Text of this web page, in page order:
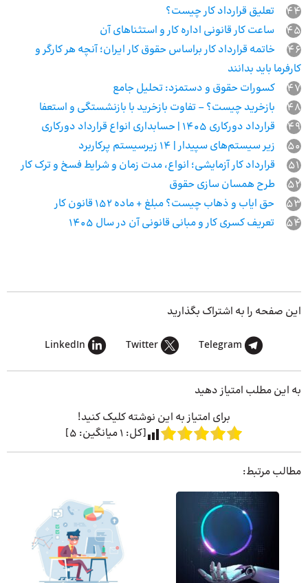
44
تعلیق قرارداد کار چیست؟
45
ساعت کار قانونی اداره کار و استثناهای آن
46
خاتمه قرارداد کار براساس حقوق کار ایران؛ آنچه هر کارگر و
کارفرما باید بدانند
47
کسورات حقوق و دستمزد: تحلیل جامع
48
بازخرید چیست؟ – تفاوت بازخرید با بازنشستگی و استعفا
49
قرارداد دورکاری 1405 | حسابداری انواع قرارداد دورکاری
50
زیر سیستم‌های سپیدار | 14 زیرسیستم پرکاربرد
51
قرارداد کار آزمایشی؛ انواع، مدت زمان و شرایط فسخ و ترک کار
52
طرح همسان ‌سازی حقوق
53
حق ایاب و ذهاب چیست؟ مبلغ + ماده 152 قانون کار
54
تعریف کسری کار و مبانی قانونی آن در سال 1405
این صفحه را به اشتراک بگذارید
Telegram
Twitter
LinkedIn
به این مطلب امتیاز دهید
برای امتیاز به این نوشته کلیک کنید!
[کل: 1میانگین: 5
]
مطالب مرتبط: